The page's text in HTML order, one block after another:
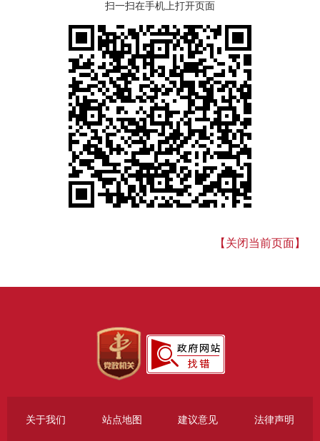
扫一扫在手机上打开页面
【关闭当前页面】
关于我们 站点地图 建议意见 法律声明